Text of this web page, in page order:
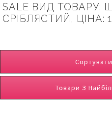
SALE ВИД ТОВАРУ:
СРІБЛЯСТИЙ, ЦІНА:
Товари З